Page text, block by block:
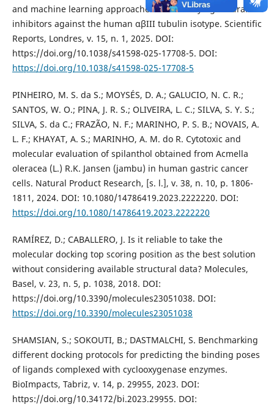
and machine learning approaches for identifying natural
inhibitors against the human αβIII tubulin isotype. Scientific
Reports, Londres, v. 15, n. 1, 2025. DOI:
https://doi.org/10.1038/s41598-025-17708-5. DOI:
https://doi.org/10.1038/s41598-025-17708-5
PINHEIRO, M. S. da S.; MOYSÉS, D. A.; GALUCIO, N. C. R.;
SANTOS, W. O.; PINA, J. R. S.; OLIVEIRA, L. C.; SILVA, S. Y. S.;
SILVA, S. da C.; FRAZÃO, N. F.; MARINHO, P. S. B.; NOVAIS, A.
L. F.; KHAYAT, A. S.; MARINHO, A. M. do R. Cytotoxic and
molecular evaluation of spilanthol obtained from Acmella
oleracea (L.) R.K. Jansen (jambu) in human gastric cancer
cells. Natural Product Research, [s. l.], v. 38, n. 10, p. 1806-
1811, 2024. DOI: 10.1080/14786419.2023.2222220. DOI:
https://doi.org/10.1080/14786419.2023.2222220
RAMÍREZ, D.; CABALLERO, J. Is it reliable to take the
molecular docking top scoring position as the best solution
without considering available structural data? Molecules,
Basel, v. 23, n. 5, p. 1038, 2018. DOI:
https://doi.org/10.3390/molecules23051038. DOI:
https://doi.org/10.3390/molecules23051038
SHAMSIAN, S.; SOKOUTI, B.; DASTMALCHI, S. Benchmarking
different docking protocols for predicting the binding poses
of ligands complexed with cyclooxygenase enzymes.
BioImpacts, Tabriz, v. 14, p. 29955, 2023. DOI:
https://doi.org/10.34172/bi.2023.29955. DOI: